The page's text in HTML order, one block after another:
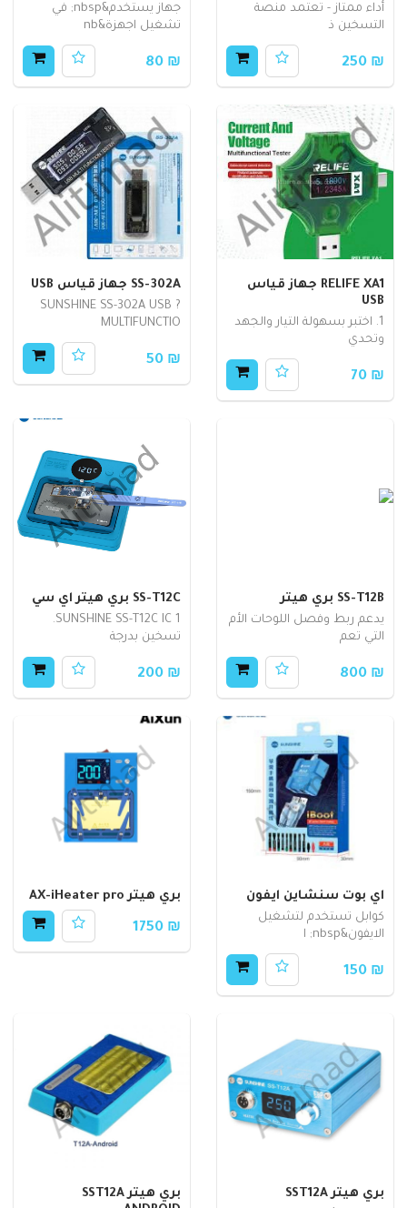
أداء ممتاز - تعتمد منصة
التسخين ذ
₪ 250
جهاز يستخدم&nbsp; في
تشغيل اجهزة&nb
₪ 80
RELIFE XA1 جهاز قياس
USB
1. اختبر بسهولة التيار والجهد
وتحدي
₪ 70
SS-302A جهاز قياس USB
? SUNSHINE SS-302A USB
MULTIFUNCTIO
₪ 50
SS-T12B بري هيتر
يدعم ربط وفصل اللوحات الأم
التي تعم
₪ 800
SS-T12C بري هيتر اي سي
SUNSHINE SS-T12C IC 1.
تسخين بدرجة
₪ 200
اي بوت سنشاين ايفون
كوابل تستخدم لتشغيل
الايفون&nbsp; ا
₪ 150
بري هيتر AX-iHeater pro
₪ 1750
بري هيتر SST12A
بري هيتر SST12A